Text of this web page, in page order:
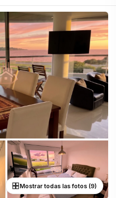
Mostrar todas las fotos (9)